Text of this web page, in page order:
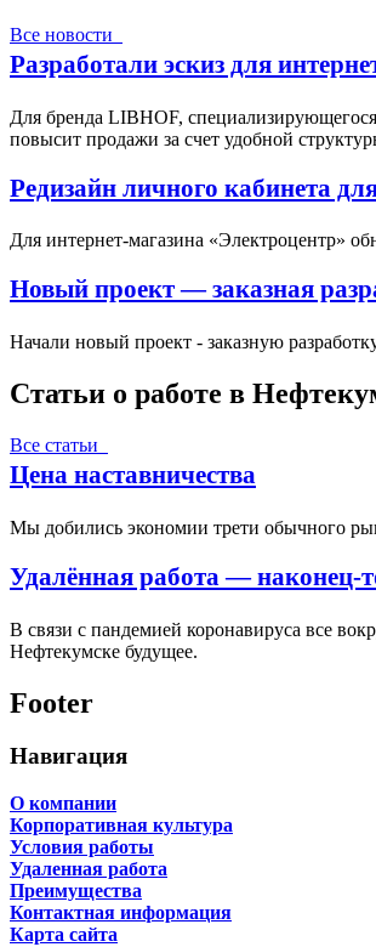
Все новости
Разработали эскиз для
Для бренда LIBHOF,
повысит продажи за счет удобной
Редизайн личного кабинета
Для интернет-магазина «Электроцентр»
Новый проект — заказная
Начали новый проект - заказную
Статьи о работе в
Все статьи
Цена наставничества
Мы добились экономии трети обычного
Удалённая работа — наконец-
В связи с пандемией коронавируса все
Нефтекумске будущее.
Footer
Навигация
О компании
Корпоративная культура
Условия работы
Удаленная работа
Преимущества
Контактная информация
Карта сайта